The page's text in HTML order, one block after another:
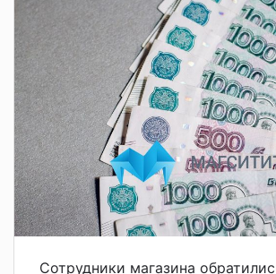
Сотрудники магазина